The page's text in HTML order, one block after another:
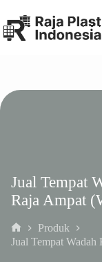
to
content
Jual Tempat
Raja Ampat
Home
Produk
Jual Tempat